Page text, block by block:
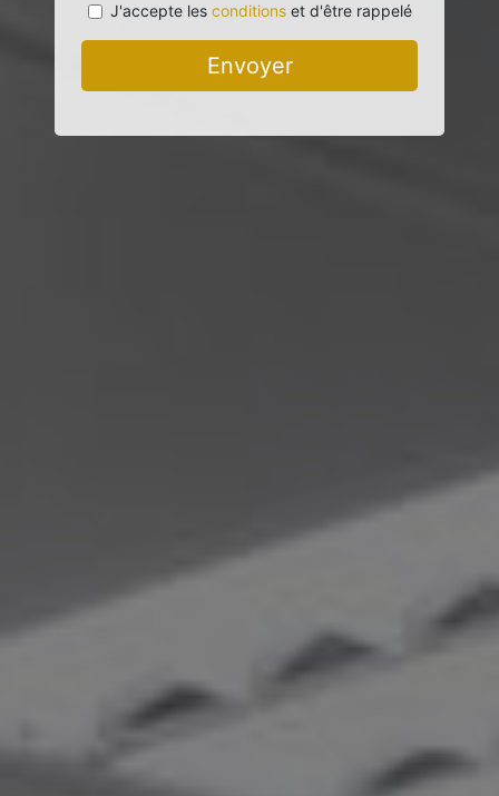
J'accepte les conditionset d'être rappelé
Envoyer